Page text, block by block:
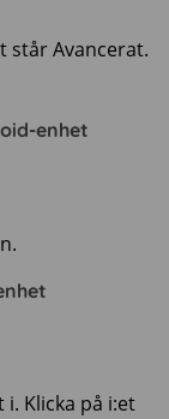
står Avancerat.
enhet
Klicka på i:et